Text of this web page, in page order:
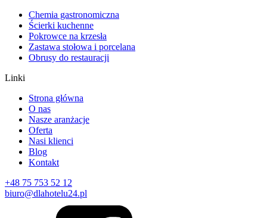
Chemia gastronomiczna
Ścierki kuchenne
Pokrowce na krzesła
Zastawa stołowa i porcelana
Obrusy do restauracji
Linki
Strona główna
O nas
Nasze aranżacje
Oferta
Nasi klienci
Blog
Kontakt
+48 75 753 52 12
biuro@dlahotelu24.pl